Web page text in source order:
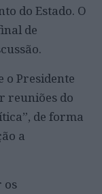
do Estado. O
de
o Presidente
reuniões do
de forma
a
os